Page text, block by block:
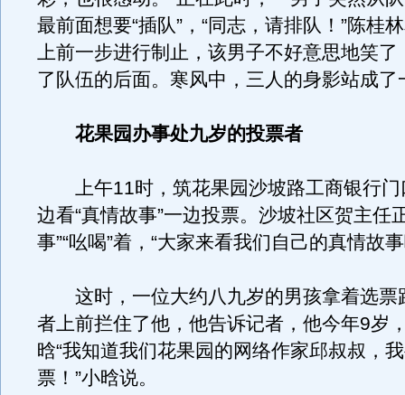
最前面想要“插队”，“同志，请排队！”陈桂
上前一步进行制止，该男子不好意思地笑了
了队伍的后面。寒风中，三人的身影站成了
花果园办事处九岁的投票者
上午11时，筑花果园沙坡路工商银行门
边看“真情故事”一边投票。沙坡社区贺主任
事”“吆喝”着，“大家来看我们自己的真情故
这时，一位大约八九岁的男孩拿着选票
者上前拦住了他，他告诉记者，他今年9岁
晗“我知道我们花果园的网络作家邱叔叔，
票！”小晗说。